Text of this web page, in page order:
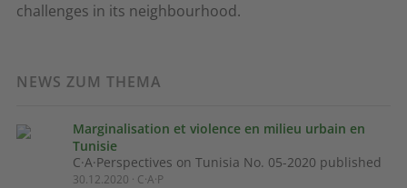
challenges in its neighbourhood.
NEWS ZUM THEMA
Marginalisation et violence en milieu urbain en
Tunisie
C·A·Perspectives on Tunisia No. 05-2020 published
30.12.2020 · C·A·P